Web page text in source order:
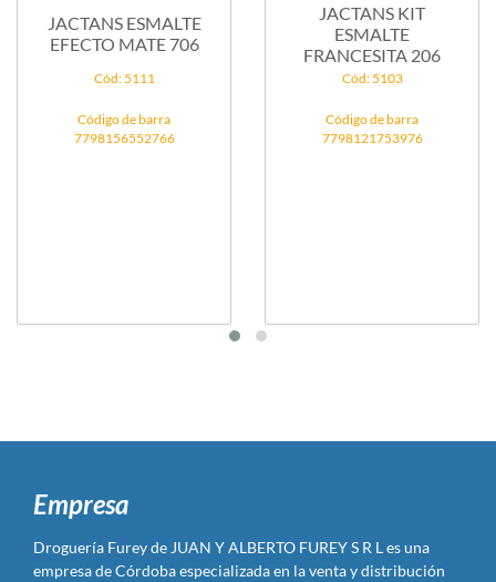
JACTANS ESMALTE
EFECTO MATE 706
Cód: 5111
Código de barra
7798156552766
JACTANS KIT
ESMALTE
FRANCESITA 206
Cód: 5103
Código de barra
7798121753976
Empresa
Droguería Furey de JUAN Y ALBERTO FUREY S R L es una
empresa de Córdoba especializada en la venta y distribución